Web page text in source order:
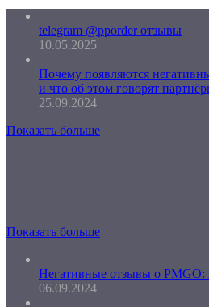
telegram @pporder отзывы
10.05.2025
Почему появляются
и что об этом говорят
25.09.2024
Показать больше
Показать больше
Негативные отзывы о PMGO:
06.09.2024